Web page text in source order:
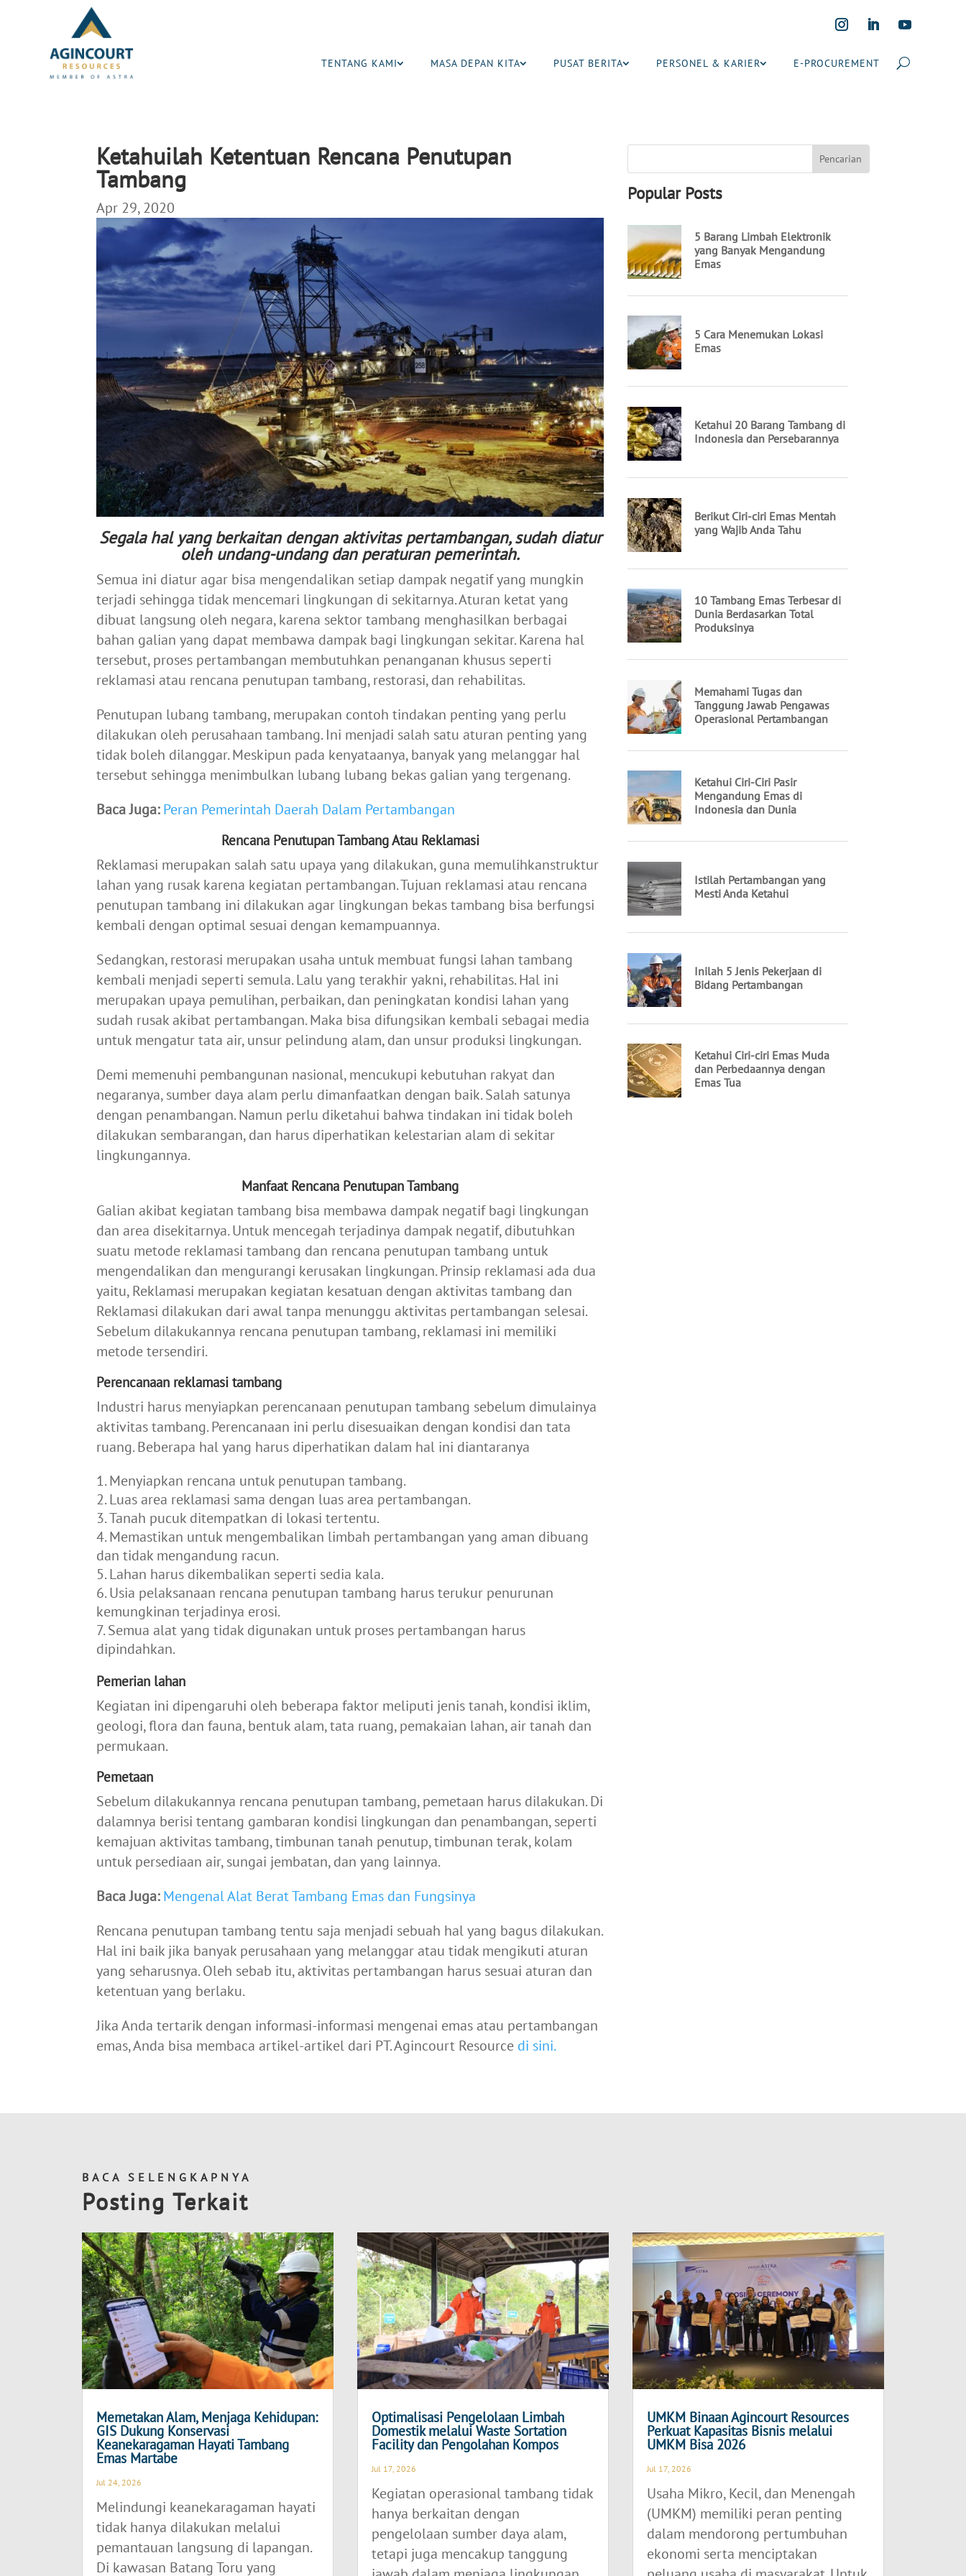
TENTANG KAMI MASA DEPAN KITA PUSAT BERITA PERSONEL & KARIER E-PROCUREMENT
Ketahuilah Ketentuan Rencana Penutupan
Tambang
Apr 29, 2020
Segala hal yang berkaitan dengan aktivitas pertambangan, sudah diatur
oleh undang-undang dan peraturan pemerintah.
Semua ini diatur agar bisa mengendalikan setiap dampak negatif yang mungkin
terjadi sehingga tidak mencemari lingkungan di sekitarnya. Aturan ketat yang
dibuat langsung oleh negara, karena sektor tambang menghasilkan berbagai
bahan galian yang dapat membawa dampak bagi lingkungan sekitar. Karena hal
tersebut, proses pertambangan membutuhkan penanganan khusus seperti
reklamasi atau rencana penutupan tambang, restorasi, dan rehabilitas.
Penutupan lubang tambang, merupakan contoh tindakan penting yang perlu
dilakukan oleh perusahaan tambang. Ini menjadi salah satu aturan penting yang
tidak boleh dilanggar. Meskipun pada kenyataanya, banyak yang melanggar hal
tersebut sehingga menimbulkan lubang lubang bekas galian yang tergenang.
Baca Juga:Peran Pemerintah Daerah Dalam Pertambangan
Rencana Penutupan Tambang Atau Reklamasi
Reklamasi merupakan salah satu upaya yang dilakukan, guna memulihkanstruktur
lahan yang rusak karena kegiatan pertambangan. Tujuan reklamasi atau rencana
penutupan tambang ini dilakukan agar lingkungan bekas tambang bisa berfungsi
kembali dengan optimal sesuai dengan kemampuannya.
Sedangkan, restorasi merupakan usaha untuk membuat fungsi lahan tambang
kembali menjadi seperti semula. Lalu yang terakhir yakni, rehabilitas. Hal ini
merupakan upaya pemulihan, perbaikan, dan peningkatan kondisi lahan yang
sudah rusak akibat pertambangan. Maka bisa difungsikan kembali sebagai media
untuk mengatur tata air, unsur pelindung alam, dan unsur produksi lingkungan.
Demi memenuhi pembangunan nasional, mencukupi kebutuhan rakyat dan
negaranya, sumber daya alam perlu dimanfaatkan dengan baik. Salah satunya
dengan penambangan. Namun perlu diketahui bahwa tindakan ini tidak boleh
dilakukan sembarangan, dan harus diperhatikan kelestarian alam di sekitar
lingkungannya.
Manfaat Rencana Penutupan Tambang
Galian akibat kegiatan tambang bisa membawa dampak negatif bagi lingkungan
dan area disekitarnya. Untuk mencegah terjadinya dampak negatif, dibutuhkan
suatu metode reklamasi tambang dan rencana penutupan tambang untuk
mengendalikan dan mengurangi kerusakan lingkungan. Prinsip reklamasi ada dua
yaitu, Reklamasi merupakan kegiatan kesatuan dengan aktivitas tambang dan
Reklamasi dilakukan dari awal tanpa menunggu aktivitas pertambangan selesai.
Sebelum dilakukannya rencana penutupan tambang, reklamasi ini memiliki
metode tersendiri.
Perencanaan reklamasi tambang
Industri harus menyiapkan perencanaan penutupan tambang sebelum dimulainya
aktivitas tambang. Perencanaan ini perlu disesuaikan dengan kondisi dan tata
ruang. Beberapa hal yang harus diperhatikan dalam hal ini diantaranya
Menyiapkan rencana untuk penutupan tambang.
Luas area reklamasi sama dengan luas area pertambangan.
Tanah pucuk ditempatkan di lokasi tertentu.
Memastikan untuk mengembalikan limbah pertambangan yang aman dibuang
dan tidak mengandung racun.
Lahan harus dikembalikan seperti sedia kala.
Usia pelaksanaan rencana penutupan tambang harus terukur penurunan
kemungkinan terjadinya erosi.
Semua alat yang tidak digunakan untuk proses pertambangan harus
dipindahkan.
Pemerian lahan
Kegiatan ini dipengaruhi oleh beberapa faktor meliputi jenis tanah, kondisi iklim,
geologi, flora dan fauna, bentuk alam, tata ruang, pemakaian lahan, air tanah dan
permukaan.
Pemetaan
Sebelum dilakukannya rencana penutupan tambang, pemetaan harus dilakukan. Di
dalamnya berisi tentang gambaran kondisi lingkungan dan penambangan, seperti
kemajuan aktivitas tambang, timbunan tanah penutup, timbunan terak, kolam
untuk persediaan air, sungai jembatan, dan yang lainnya.
Baca Juga:Mengenal Alat Berat Tambang Emas dan Fungsinya
Rencana penutupan tambang tentu saja menjadi sebuah hal yang bagus dilakukan.
Hal ini baik jika banyak perusahaan yang melanggar atau tidak mengikuti aturan
yang seharusnya. Oleh sebab itu, aktivitas pertambangan harus sesuai aturan dan
ketentuan yang berlaku.
Jika Anda tertarik dengan informasi-informasi mengenai emas atau pertambangan
emas, Anda bisa membaca artikel-artikel dari PT. Agincourt Resource di sini.
Popular Posts
BACA SELENGKAPNYA
Posting Terkait
Memetakan Alam, Menjaga Kehidupan:
GIS Dukung Konservasi
Keanekaragaman Hayati Tambang
Emas Martabe
Jul 24, 2026
Melindungi keanekaragaman hayati
tidak hanya dilakukan melalui
pemantauan langsung di lapangan.
Di kawasan Batang Toru yang
Optimalisasi Pengelolaan Limbah
Domestik melalui Waste Sortation
Facility dan Pengolahan Kompos
Jul 17, 2026
Kegiatan operasional tambang tidak
hanya berkaitan dengan
pengelolaan sumber daya alam,
tetapi juga mencakup tanggung
UMKM Binaan Agincourt Resources
Perkuat Kapasitas Bisnis melalui
UMKM Bisa 2026
Jul 17, 2026
Usaha Mikro, Kecil, dan Menengah
(UMKM) memiliki peran penting
dalam mendorong pertumbuhan
ekonomi serta menciptakan